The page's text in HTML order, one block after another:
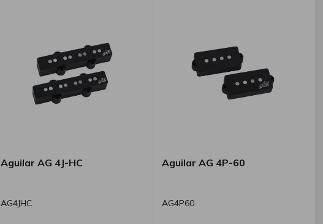
Aguilar AG 4J-HC
AG4JHC
Aguilar AG 4P-60
AG4P60